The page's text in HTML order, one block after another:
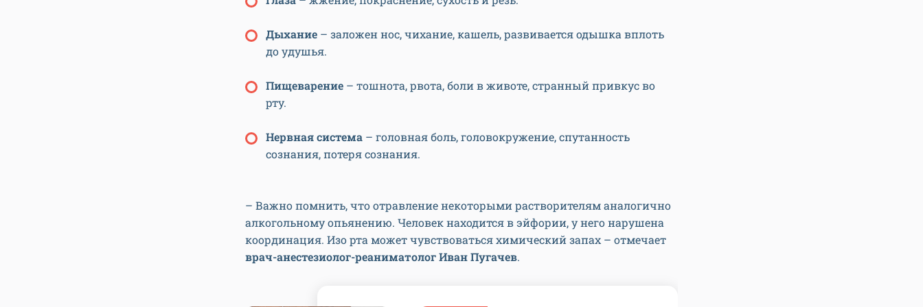
Дыхание – заложен нос, чихание, кашель, развивается одышка вплоть
до удушья.
Пищеварение – тошнота, рвота, боли в животе, странный привкус во
рту.
Нервная система – головная боль, головокружение, спутанность
сознания, потеря сознания.
– Важно помнить, что отравление некоторыми растворителям аналогично
алкогольному опьянению. Человек находится в эйфории, у него нарушена
координация. Изо рта может чувствоваться химический запах – отмечает
врач-анестезиолог-реаниматолог Иван Пугачев.